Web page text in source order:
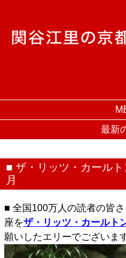
最新
■ ザ・リッツ・カール
月
■ 全国100万人の読者の皆
座をザ・リッツ・カールト
願いしたエリーでございます